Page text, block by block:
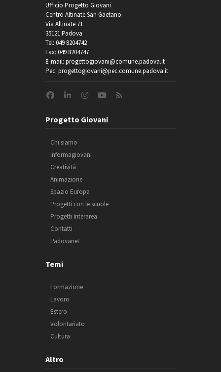
Ufficio Progetto Giovani
Centro Altinate San Gaetano
Via Altinate 71
35121 Padova
Tel: 049 8204742
Fax: 049 8204747
E-mail: progettogiovani@comune.padova.it
Pec: progettogiovani@pec.comune.padova.it
Progetto Giovani
Chi siamo
Informagiovani
Creatività
Animazione
Spazio Europa
Progetti con le scuole
Progetti Interarea
Contatti
Padovanet
Temi
Formazione
Lavoro
Estero
Volontariato
Cultura
Altro